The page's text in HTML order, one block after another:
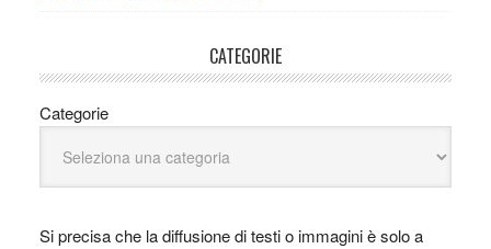
CATEGORIE
Categorie
Si precisa che la diffusione di testi o immagini è solo a